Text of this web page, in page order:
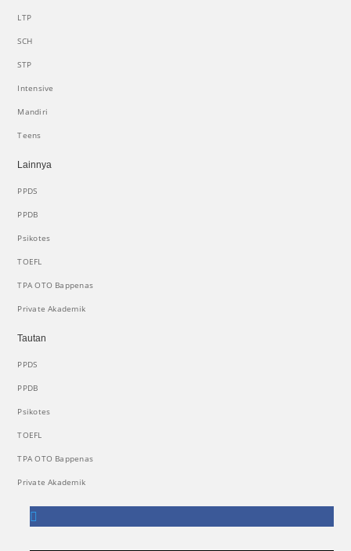
LTP
SCH
STP
Intensive
Mandiri
Teens
Lainnya
PPDS
PPDB
Psikotes
TOEFL
TPA OTO Bappenas
Private Akademik
Tautan
PPDS
PPDB
Psikotes
TOEFL
TPA OTO Bappenas
Private Akademik